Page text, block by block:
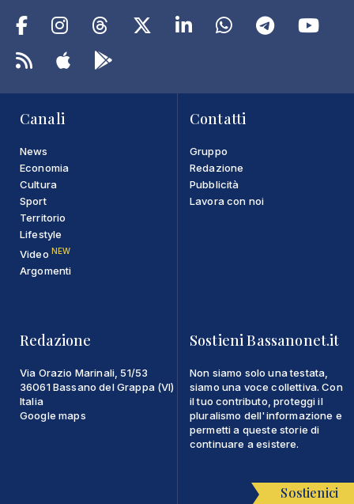
Canali
News
Economia
Cultura
Sport
Territorio
Lifestyle
Video NEW
Argomenti
Contatti
Gruppo
Redazione
Pubblicità
Lavora con noi
Redazione
Via Orazio Marinali, 51/53
36061 Bassano del Grappa (VI)
Italia
Google maps
Sostieni Bassanonet.it
Non siamo solo una testata,
siamo una voce collettiva. Con
il tuo contributo, proteggi il
pluralismo dell'informazione e
permetti a queste storie di
continuare a esistere.
Sostienici